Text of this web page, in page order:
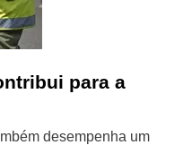
para a
desempenha um